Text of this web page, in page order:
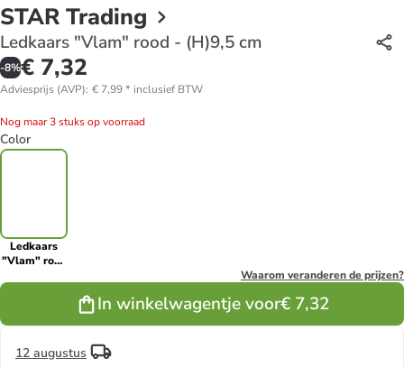
STAR Trading
Ledkaars "Vlam" rood - (H)9,5 cm
-8%€ 7,32
Adviesprijs (AVP): € 7,99* inclusief BTW
Nog maar 3 stuks op voorraad
Color
Ledkaars
"Vlam" rood
Waarom veranderen de prijzen?
In winkelwagentje voor€ 7,32
12 augustus